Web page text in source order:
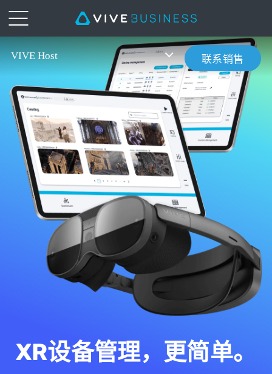
VIVE
Host
概
览
VIVE
Business
VIVE Host 联系销售
XR设备管理，更简单。